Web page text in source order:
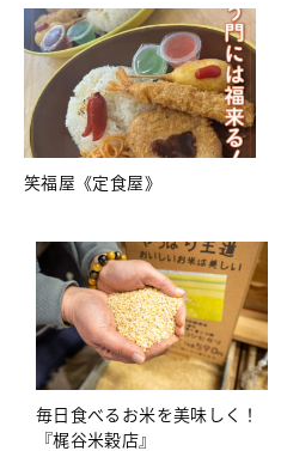
笑福屋《定食屋》
毎日食べるお米を美味しく！
『梶谷米穀店』